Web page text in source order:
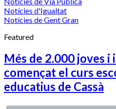
Notícies d'Igualtat
Notícies de Gent Gran
Featured
Més de 2.000 joves i
començat el curs
educatius de Cassà